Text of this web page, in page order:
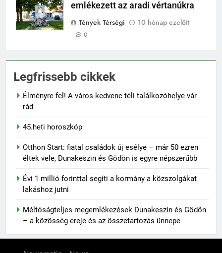
emlékezett az aradi vértanúkra
Tények Térségi
10 hónap ezelőtt
0
Legfrissebb cikkek
Élményre fel! A város kedvenc téli találkozóhelye vár
rád
45.heti horoszkóp
Otthon Start: fiatal családok új esélye – már 50 ezren
éltek vele, Dunakeszin és Gödön is egyre népszerűbb
Évi 1 millió forinttal segíti a kormány a közszolgákat
lakáshoz jutni
Méltóságteljes megemlékezések Dunakeszin és Gödön
– a közösség ereje és az összetartozás ünnepe